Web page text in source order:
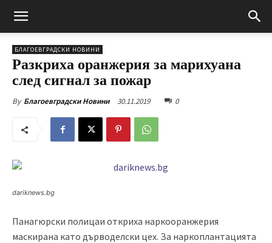
БЛАГОЕВГРАДСКИ НОВИНИ
Разкриха оранжерия за марихуана
след сигнал за пожар
By Благоевградски Новини 30.11.2019 0
dariknews.bg
Панагюрски полицаи откриха наркооранжерия
маскирана като дърводелски цех. За наркоплантацията